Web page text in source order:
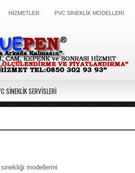
HİZMETLER PVC SİNEKLİK MODELLERİ
SİNEKLİK SERVİSLERİ
modellerini